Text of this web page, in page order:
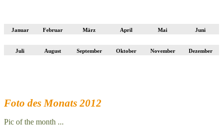
Januar Februar März April Mai Juni
Juli August September Oktober November Dezember
Foto des Monats 2012
Pic of the month ...